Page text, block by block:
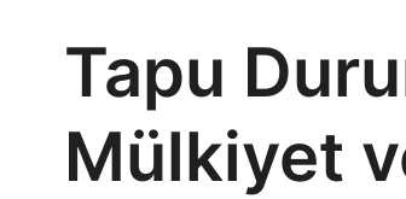
Tapu
Mülkiyet